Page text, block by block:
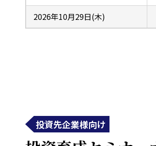
2026年10月29日(木)
投資先企業様向け